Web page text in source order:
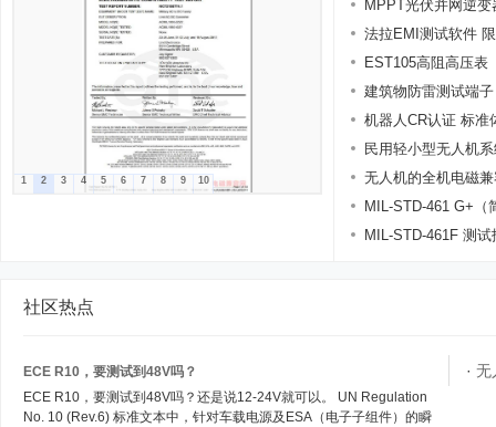
1 2 3 4 5 6 7 8 9 10
MPPT光伏并网逆变
法拉EMI测试软件
EST105高阻高压表
建筑物防雷测试端子
机器人CR认证 标准
民用轻小型无人机
无人机的全机电磁
MIL-STD-461 G+（
MIL-STD-461F 测试
社区热点
ECE R10，要测试到48V吗？
ECE R10，要测试到48V吗？还是说12-24V就可以。 UN Regulation
No. 10 (Rev.6) 标准文本中，针对车载电源及ESA（电子子组件）的瞬
· 无